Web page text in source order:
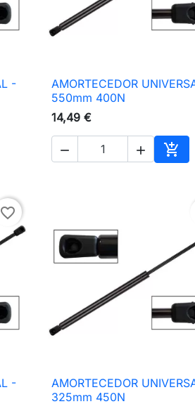
-
ao carrinho
 Vista rápida
AMORTECEDOR
550mm 400N
14,49 €
  
favorite_border
-
 Vista rápida
AMORTECEDOR
325mm 450N